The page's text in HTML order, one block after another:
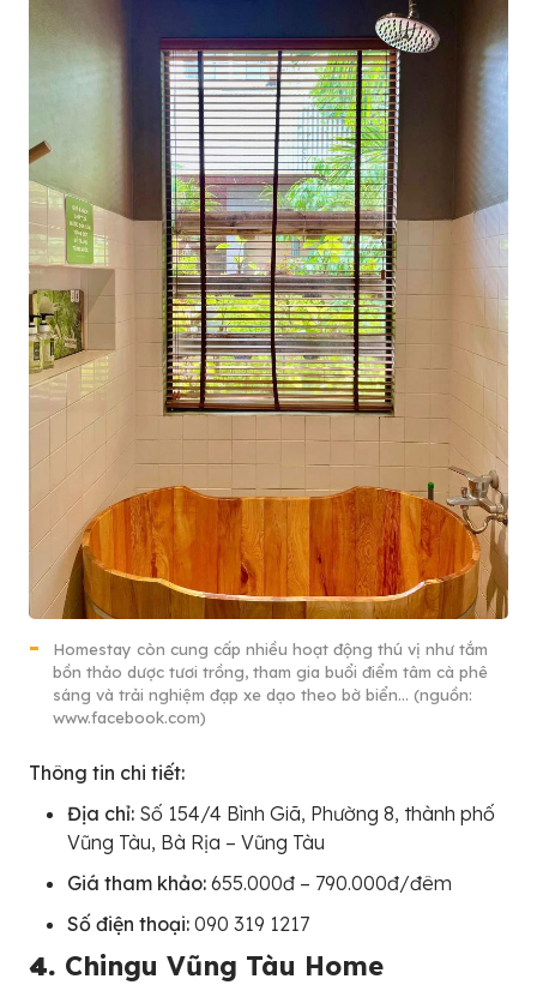
Homestay còn cung cấp nhiều hoạt động thú vị như tắm
bồn thảo dược tươi trồng, tham gia buổi điểm tâm cà phê
sáng và trải nghiệm đạp xe dạo theo bờ biển… (nguồn:
www.facebook.com)
Thông tin chi tiết:
Địa chỉ: Số 154/4 Bình Giã, Phường 8, thành phố
Vũng Tàu, Bà Rịa – Vũng Tàu
Giá tham khảo: 655.000đ – 790.000đ/đêm
Số điện thoại: 090 319 1217
4. Chingu Vũng Tàu Home